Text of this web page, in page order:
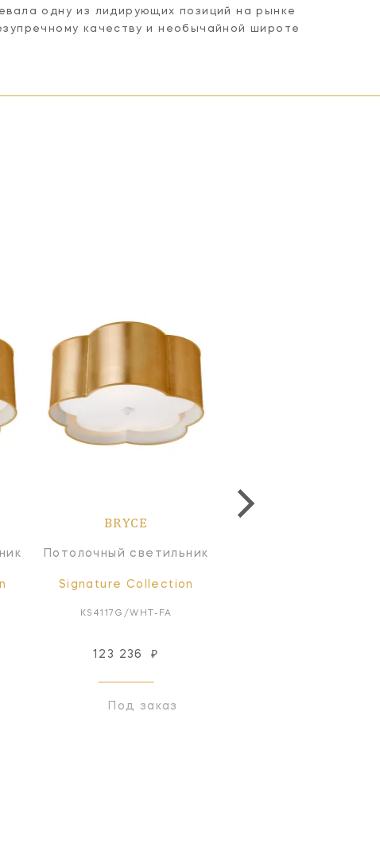
одну из лидирующих позиций на рынке
качеству и необычайной широте
BRYCE
Потолочный светильник
Signature Collection
KS4117G/WHT-FA
123 236 ₽
Под заказ